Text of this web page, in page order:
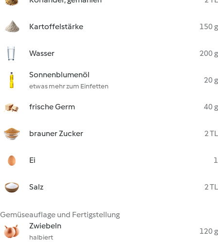
Kartoffelstärke 150 g
Wasser 200 g
Sonnenblumenöl
etwas mehr zum Einfetten
20 g
frische Germ 40 g
brauner Zucker 2 TL
Ei 1
Salz 2 TL
Gemüseauflage und Fertigstellung
Zwiebeln
halbiert
120 g